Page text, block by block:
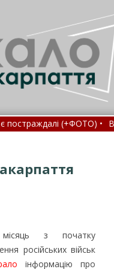
В Україні змінили
– FT •
з початку
російських військ
інформацію про